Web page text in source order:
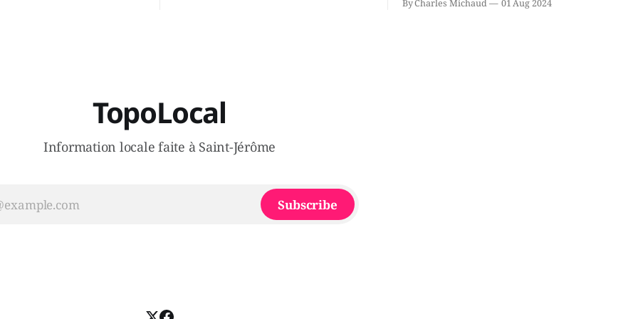
Source dans le secteur Bellefeuille de
By Charles Michaud 01 Aug 2024
TopoLocal
Information locale faite à Saint-Jérôme
Subscribe